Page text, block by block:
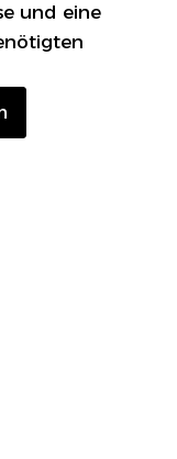
und eine